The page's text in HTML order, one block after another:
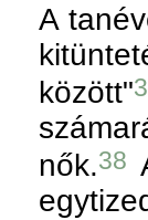
A
között"
nők.38